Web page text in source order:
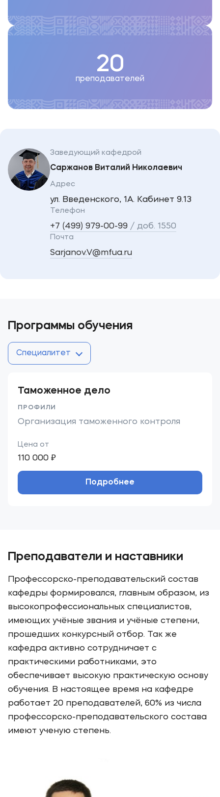
20
преподавателей
Заведующий кафедрой
Саржанов Виталий Николаевич
Адрес
ул. Введенского, 1А. Кабинет 9.13
Телефон
+7 (499) 979-00-99 / доб. 1550
Почта
Sarjanov.V@mfua.ru
Программы обучения
Специалитет
Таможенное дело
ПРОФИЛИ
Организация таможенного контроля
Цена от
110 000 ₽
Подробнее
Преподаватели и наставники
Профессорско-преподавательский состав
кафедры формировался, главным образом, из
высокопрофессиональных специалистов,
имеющих учёные звания и учёные степени,
прошедших конкурсный отбор. Так же
кафедра активно сотрудничает с
практическими работниками, это
обеспечивает высокую практическую основу
обучения. В настоящее время на кафедре
работает 20 преподавателей, 60% из числа
профессорско-преподавательского состава
имеют ученую степень.